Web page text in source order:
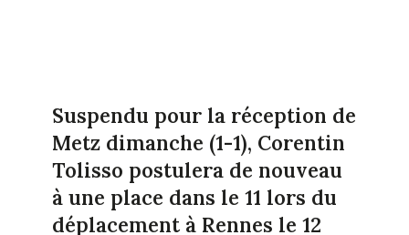
Suspendu pour la réception de
Metz dimanche (1-1), Corentin
Tolisso postulera de nouveau
à une place dans le 11 lors du
déplacement à Rennes le 12